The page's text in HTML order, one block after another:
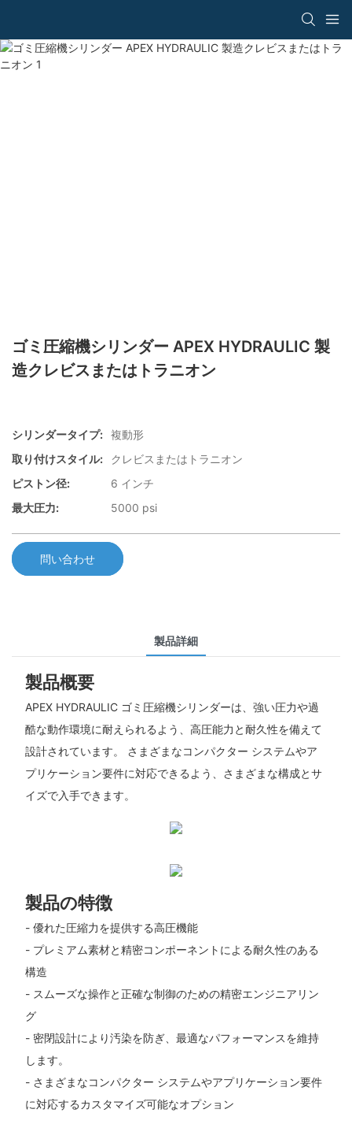
ゴミ圧縮機シリンダー APEX HYDRAULIC 製
造クレビスまたはトラニオン
シリンダータイプ: 複動形
取り付けスタイル:
クレビスまたはトラニオン
ピストン径:
6 インチ
最大圧力:
5000 psi
問い合わせ
製品詳細
製品概要
APEX HYDRAULIC ゴミ圧縮機シリンダーは、強い圧力や過
酷な動作環境に耐えられるよう、高圧能力と耐久性を備えて
設計されています。 さまざまなコンパクター システムやア
プリケーション要件に対応できるよう、さまざまな構成とサ
イズで入手できます。
製品の特徴
- 優れた圧縮力を提供する高圧機能
- プレミアム素材と精密コンポーネントによる耐久性のある
構造
- スムーズな操作と正確な制御のための精密エンジニアリン
グ
- 密閉設計により汚染を防ぎ、最適なパフォーマンスを維持
します。
- さまざまなコンパクター システムやアプリケーション要件
に対応するカスタマイズ可能なオプション